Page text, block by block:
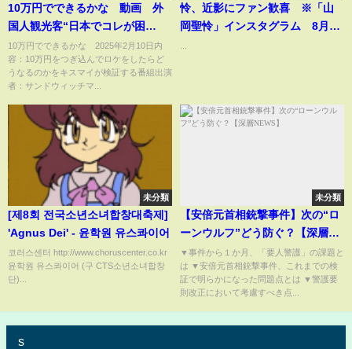
10万円でできるかな 動画 外
国人観光客“日本でコレが困
る”お悩み解決ＳＰ 2月10日
10万円でできるかな 2025年2月10日内
容：10万円をつぎ込んでロケをしたらど
うなるのかをキスマイが検証する番組出演
者：サンドウィッチマ...
怜、近影にファン歓喜 ※「山
岡聖怜」インスタグラム 8月に
未分類
[제8회 전국소년소녀합창대축제]
'Agnus Dei' - 윤학원 유스콰이어
코러스센터 http://www.choruscenter.co.kr
윤학원 유스콰이어 (구 CTS소년소녀합창
단)...
未分類
【安倍元首相銃撃事件】次の“ロ
ーンウルフ”どう防ぐ？【深層
NEWS】
▼事件から１か月、「要人警護」の課題と
は ▼安倍元首相銃撃事件、これまでの検
証で明らかになった問題点とは ▼警護要
則改正において考慮すべき点...
s